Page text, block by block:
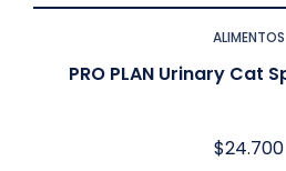
ALIMENTOS
PRO PLAN Urinary Cat
$24.700